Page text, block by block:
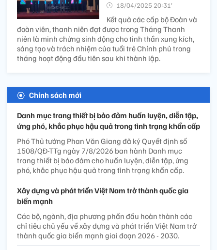
18/04/2025 20:31’
Kết quả các cấp bộ Đoàn và
đoàn viên, thanh niên đạt được trong Tháng Thanh
niên là minh chứng sinh động cho tinh thần xung kích,
sáng tạo và trách nhiệm của tuổi trẻ Chính phủ trong
tháng hoạt động đầu tiên sau khi thành lập.
Chính sách mới
Danh mục trang thiết bị bảo đảm huấn luyện, diễn tập,
ứng phó, khắc phục hậu quả trong tình trạng khẩn cấp
Phó Thủ tướng Phan Văn Giang đã ký Quyết định số
1508/QĐ-TTg ngày 7/8/2026 ban hành Danh mục
trang thiết bị bảo đảm cho huấn luyện, diễn tập, ứng
phó, khắc phục hậu quả trong tình trạng khẩn cấp.
Xây dựng và phát triển Việt Nam trở thành quốc gia
biển mạnh
Các bộ, ngành, địa phương phấn đấu hoàn thành các
chỉ tiêu chủ yếu về xây dựng và phát triển Việt Nam trở
thành quốc gia biển mạnh giai đoạn 2026 - 2030.